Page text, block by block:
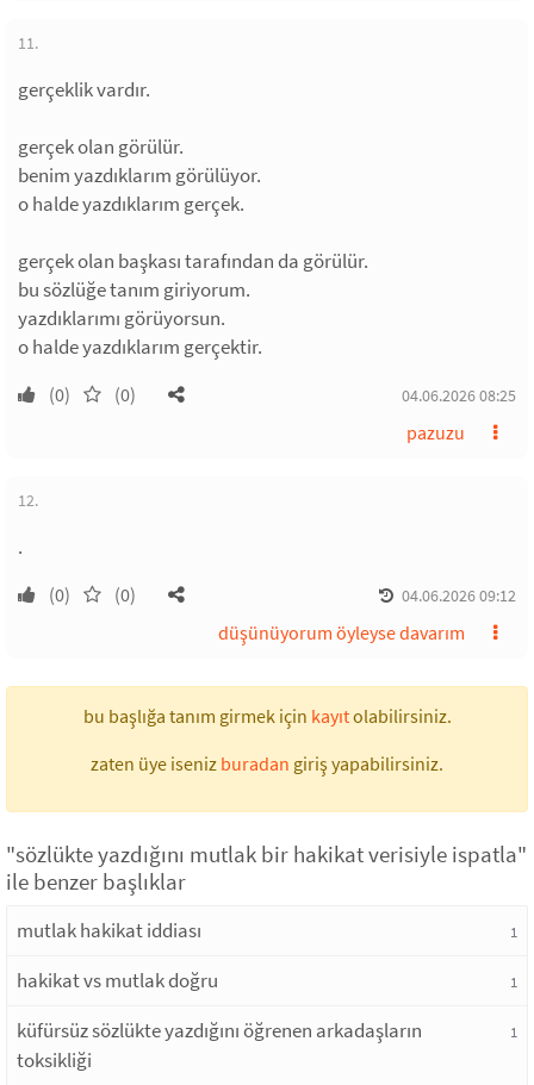
11.
gerçeklik vardır.
gerçek olan görülür.
benim yazdıklarım görülüyor.
o halde yazdıklarım gerçek.
gerçek olan başkası tarafından da görülür.
bu sözlüğe tanım giriyorum.
yazdıklarımı görüyorsun.
o halde yazdıklarım gerçektir.
(0) (0) 04.06.2026 08:25
pazuzu
12.
.
(0) (0) 04.06.2026 09:12
düşünüyorum öyleyse davarım
bu başlığa tanım girmek için kayıtolabilirsiniz.
zaten üye iseniz buradan giriş yapabilirsiniz.
"sözlükte yazdığını mutlak bir hakikat verisiyle ispatla"
ile benzer başlıklar
mutlak hakikat iddiası 1
hakikat vs mutlak doğru 1
küfürsüz sözlükte yazdığını öğrenen arkadaşların
toksikliği
1